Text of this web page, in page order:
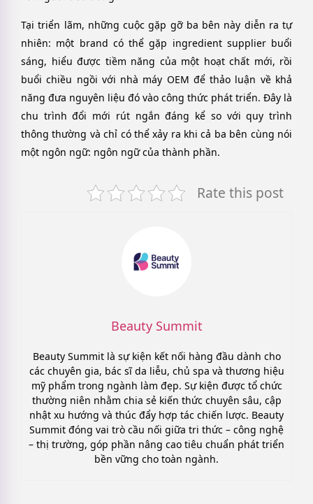
Tại triển lãm, những cuộc gặp gỡ ba bên này diễn ra tự
nhiên: một brand có thể gặp ingredient supplier buổi
sáng, hiểu được tiềm năng của một hoạt chất mới, rồi
buổi chiều ngồi với nhà máy OEM để thảo luận về khả
năng đưa nguyên liệu đó vào công thức phát triển. Đây là
chu trình đổi mới rút ngắn đáng kể so với quy trình
thông thường và chỉ có thể xảy ra khi cả ba bên cùng nói
một ngôn ngữ: ngôn ngữ của thành phần.
Rate this post
Beauty Summit
Beauty Summit là sự kiện kết nối hàng đầu dành cho
các chuyên gia, bác sĩ da liễu, chủ spa và thương hiệu
mỹ phẩm trong ngành làm đẹp. Sự kiện được tổ chức
thường niên nhằm chia sẻ kiến thức chuyên sâu, cập
nhật xu hướng và thúc đẩy hợp tác chiến lược. Beauty
Summit đóng vai trò cầu nối giữa tri thức – công nghệ
– thị trường, góp phần nâng cao tiêu chuẩn phát triển
bền vững cho toàn ngành.